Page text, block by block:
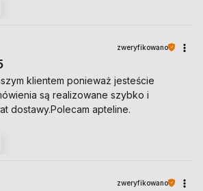
zweryfikowano
klientem ponieważ jesteście
są realizowane szybko i
dostawy.Polecam apteline.
zweryfikowano